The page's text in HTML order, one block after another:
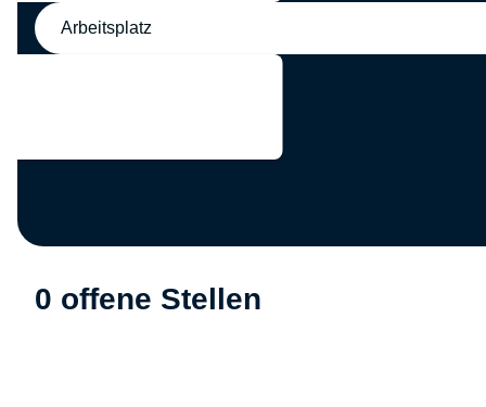
Arbeitsplatz
0 offene Stellen